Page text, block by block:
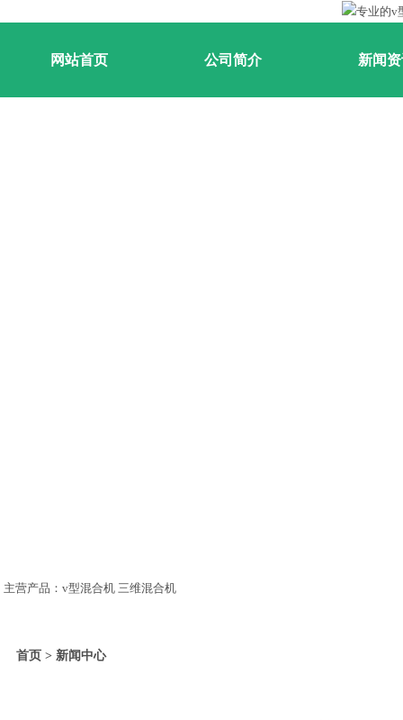
网站首页 公司简介 新闻
主营产品：v型混合机 三维混合机
首页 > 新闻中心